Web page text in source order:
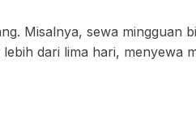
Misalnya, sewa mingguan
dari lima hari, menyewa